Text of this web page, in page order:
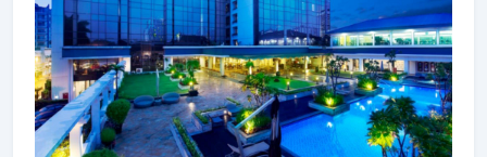
dengan nyaman. Apa pun alasan Anda
mengunjungi Bandung, Ibis Bandung Trans Studio
akan membuat Anda langsung merasa seperti di
rumah.